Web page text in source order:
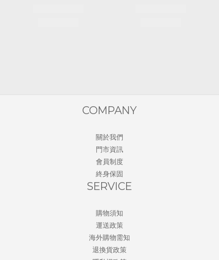
COMPANY
關於我們
門市資訊
會員制度
終身保固
SERVICE
購物須知
運送政策
海外購物需知
退換貨政策